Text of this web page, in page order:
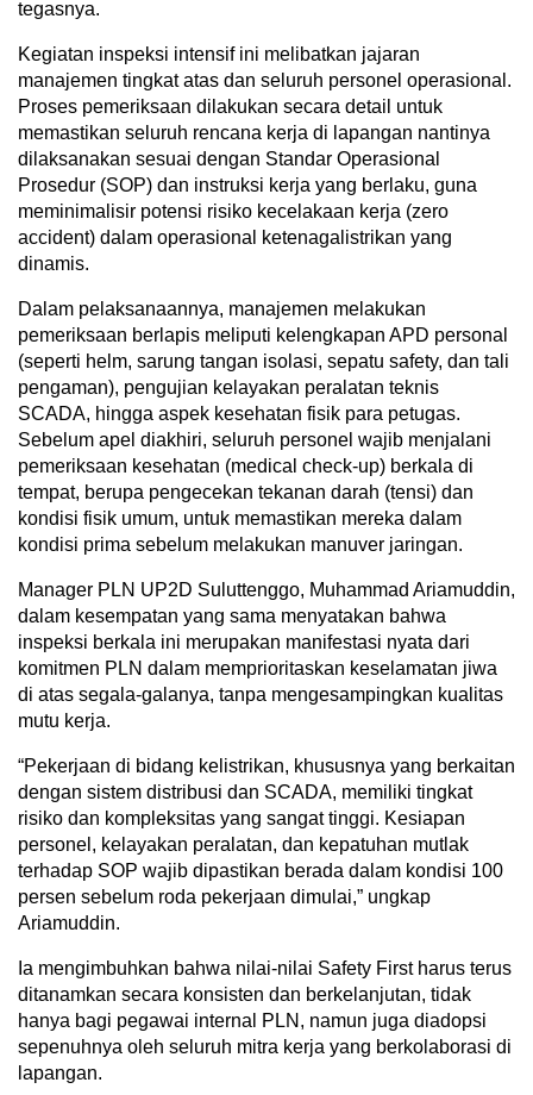
tegasnya.
Kegiatan inspeksi intensif ini melibatkan jajaran
manajemen tingkat atas dan seluruh personel operasional.
Proses pemeriksaan dilakukan secara detail untuk
memastikan seluruh rencana kerja di lapangan nantinya
dilaksanakan sesuai dengan Standar Operasional
Prosedur (SOP) dan instruksi kerja yang berlaku, guna
meminimalisir potensi risiko kecelakaan kerja (zero
accident) dalam operasional ketenagalistrikan yang
dinamis.
Dalam pelaksanaannya, manajemen melakukan
pemeriksaan berlapis meliputi kelengkapan APD personal
(seperti helm, sarung tangan isolasi, sepatu safety, dan tali
pengaman), pengujian kelayakan peralatan teknis
SCADA, hingga aspek kesehatan fisik para petugas.
Sebelum apel diakhiri, seluruh personel wajib menjalani
pemeriksaan kesehatan (medical check-up) berkala di
tempat, berupa pengecekan tekanan darah (tensi) dan
kondisi fisik umum, untuk memastikan mereka dalam
kondisi prima sebelum melakukan manuver jaringan.
Manager PLN UP2D Suluttenggo, Muhammad Ariamuddin,
dalam kesempatan yang sama menyatakan bahwa
inspeksi berkala ini merupakan manifestasi nyata dari
komitmen PLN dalam memprioritaskan keselamatan jiwa
di atas segala-galanya, tanpa mengesampingkan kualitas
mutu kerja.
“Pekerjaan di bidang kelistrikan, khususnya yang berkaitan
dengan sistem distribusi dan SCADA, memiliki tingkat
risiko dan kompleksitas yang sangat tinggi. Kesiapan
personel, kelayakan peralatan, dan kepatuhan mutlak
terhadap SOP wajib dipastikan berada dalam kondisi 100
persen sebelum roda pekerjaan dimulai,” ungkap
Ariamuddin.
Ia mengimbuhkan bahwa nilai-nilai Safety First harus terus
ditanamkan secara konsisten dan berkelanjutan, tidak
hanya bagi pegawai internal PLN, namun juga diadopsi
sepenuhnya oleh seluruh mitra kerja yang berkolaborasi di
lapangan.